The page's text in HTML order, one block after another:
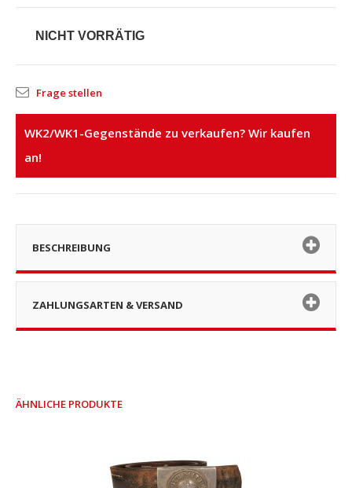
NICHT VORRÄTIG
Frage stellen
WK2/WK1-Gegenstände zu verkaufen? Wir kaufen
an!
BESCHREIBUNG
ZAHLUNGSARTEN & VERSAND
ÄHNLICHE PRODUKTE